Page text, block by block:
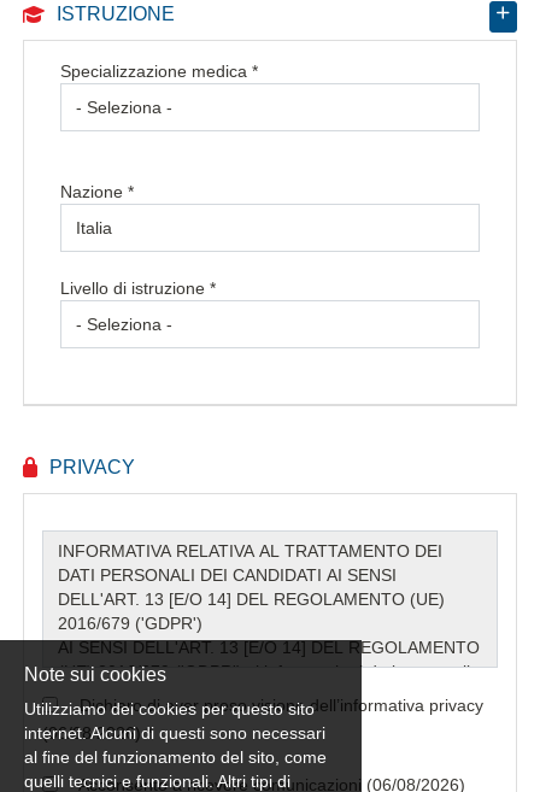
ISTRUZIONE
Specializzazione medica *
Nazione *
Livello di istruzione *
PRIVACY
Dichiaro di aver preso visione dell’informativa privacy
(06/08/2026) *
Acconsento a ricevere comunicazioni (06/08/2026)
Note sui cookies
Utilizziamo dei cookies per questo sito
internet. Alcuni di questi sono necessari
al fine del funzionamento del sito, come
quelli tecnici e funzionali. Altri tipi di